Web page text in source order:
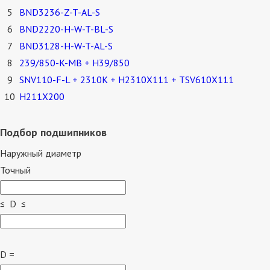
5
BND3236-Z-T-AL-S
6
BND2220-H-W-T-BL-S
7
BND3128-H-W-T-AL-S
8
239/850-K-MB + H39/850
9 SNV110-F-L + 2310K + H2310X111 + TSV610X111
10 H211X200
Подбор подшипников
Наружный диаметр
Точный
≤ D ≤
D =